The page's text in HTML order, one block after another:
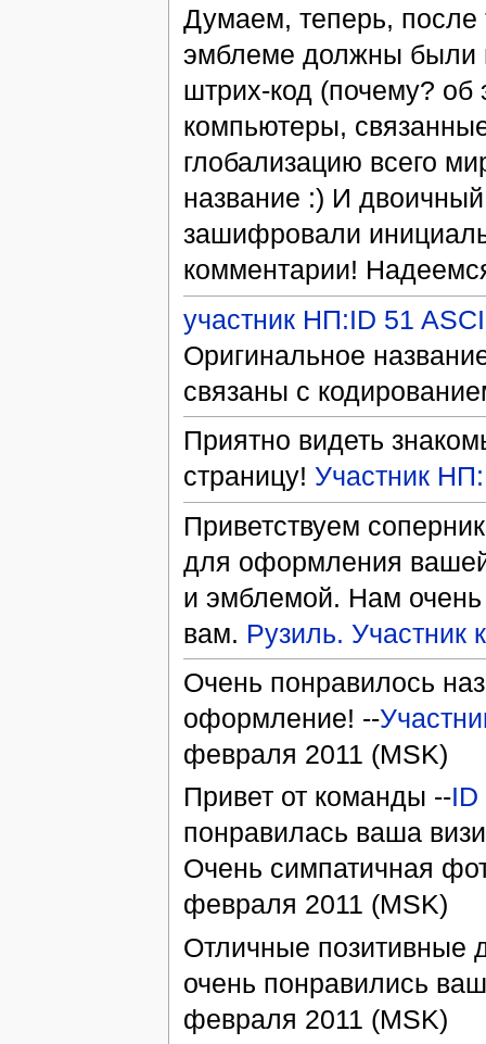
Думаем, теперь, после
эмблеме должны были
штрих-код (почему? об
компьютеры,
глобализацию всего
название :) И
зашифровали
комментарии!
участник НП:ID 51
Оригинальное
связаны с
Приятно видеть
страницу! Участник
Приветствуем
для оформления
и эмблемой. Нам
вам. Рузиль. Участник
Очень понравилось
оформление! --
февраля 2011 (MSK)
Привет от команды --ID
понравилась ваша
Очень симпатичная
февраля 2011 (MSK)
Отличные позитивные
очень понравились
февраля 2011 (MSK)